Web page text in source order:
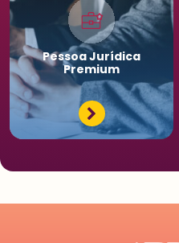
PessoaJurídica
Premium